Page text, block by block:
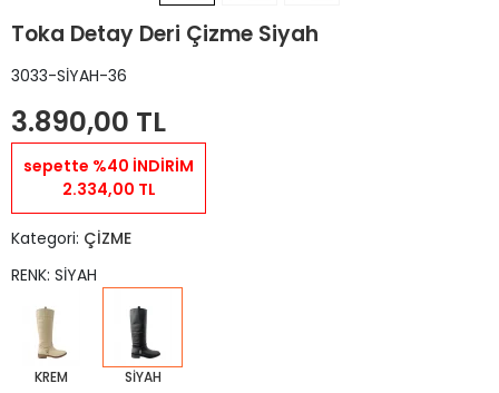
Toka Detay Deri Çizme Siyah
3033-SİYAH-36
3.890,00 TL
sepette %40 İNDİRİM
2.334,00 TL
Kategori: ÇİZME
RENK: SİYAH
KREM SİYAH